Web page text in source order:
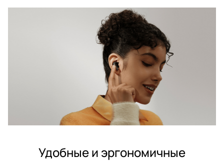
Удобные и эргономичные